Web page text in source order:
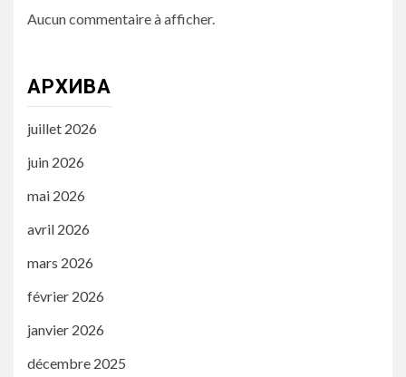
Aucun commentaire à afficher.
АРХИВА
juillet 2026
juin 2026
mai 2026
avril 2026
mars 2026
février 2026
janvier 2026
décembre 2025